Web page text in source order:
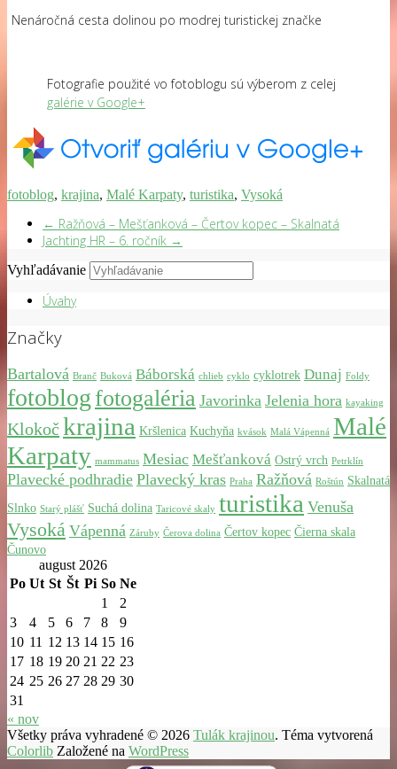
Nenáročná cesta dolinou po modrej turistickej značke
Fotografie použité vo fotoblogu sú výberom z celej
galérie v Google+
fotoblog, krajina, Malé Karpaty, turistika, Vysoká
← Ražňová – Mešťanková – Čertov kopec – Skalnatá
Jachting HR – 6. ročník →
Vyhľadávanie
Úvahy
Značky
Bartalová Branč Buková Báborská chlieb cyklo cyklotrek Dunaj Foldy
fotoblog fotogaléria Javorinka Jelenia hora kayaking
Klokoč krajina Kršlenica Kuchyňa kvások Malá Vápenná Malé
Karpaty mammatus Mesiac Mešťanková Ostrý vrch Petrklín
Plavecké podhradie Plavecký kras Praha Ražňová Roštún Skalnatá
Slnko Starý plášť Suchá dolina Taricové skaly turistika Venuša
Vysoká Vápenná Záruby Čerova dolina Čertov kopec Čierna skala
Čunovo
august 2026
Po Ut St Št Pi So Ne
1
2
3
4 5 6 7 8
9
10 11 12 13 14 15 16
17 18 19 20 21 22 23
24 25 26 27 28 29 30
31
« nov
Všetky práva vyhradené © 2026 Tulák krajinou. Téma vytvorená
Colorlib Založené na WordPress